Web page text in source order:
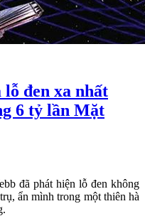
lỗ đen xa nhất
6 tỷ lần Mặt
đã phát hiện lỗ đen không
ẩn mình trong một thiên hà